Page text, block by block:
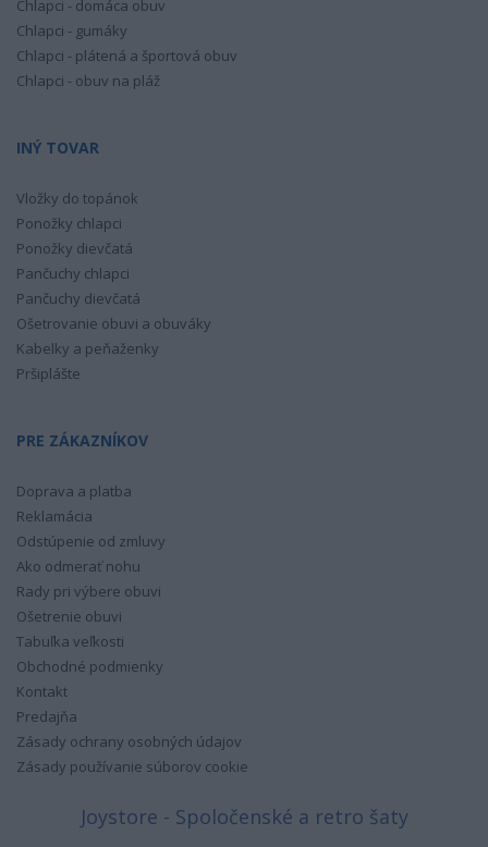
Chlapci - domáca obuv
Chlapci - gumáky
Chlapci - plátená a športová obuv
Chlapci - obuv na pláž
INÝ TOVAR
Vložky do topánok
Ponožky chlapci
Ponožky dievčatá
Pančuchy chlapci
Pančuchy dievčatá
Ošetrovanie obuvi a obuváky
Kabelky a peňaženky
Pršiplášte
PRE ZÁKAZNÍKOV
Doprava a platba
Reklamácia
Odstúpenie od zmluvy
Ako odmerať nohu
Rady pri výbere obuvi
Ošetrenie obuvi
Tabuľka veľkosti
Obchodné podmienky
Kontakt
Predajňa
Zásady ochrany osobných údajov
Zásady používanie súborov cookie
Joystore - Spoločenské a retro šaty